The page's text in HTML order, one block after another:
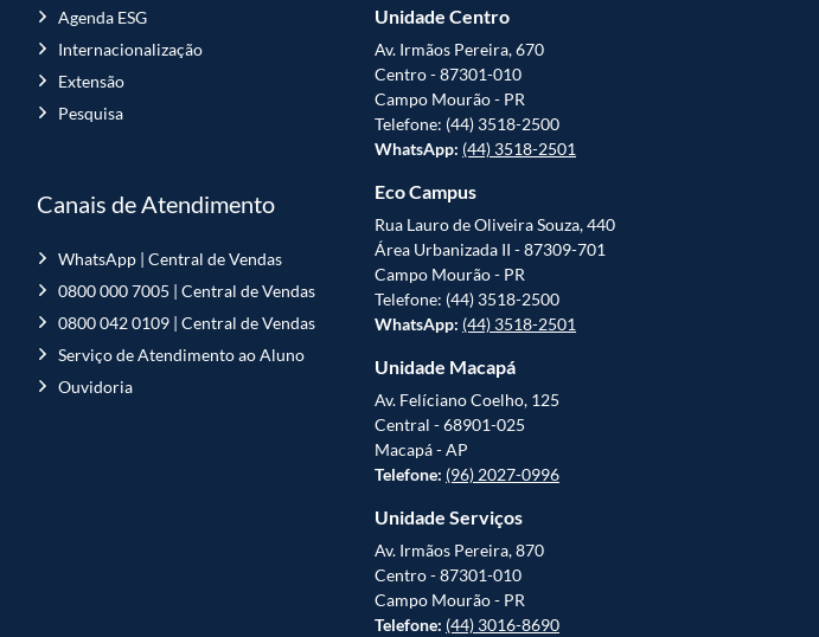
Agenda ESG
Internacionalização
Extensão
Pesquisa
Canais de Atendimento
WhatsApp | Central de Vendas
0800 000 7005 | Central de Vendas
0800 042 0109 | Central de Vendas
Serviço de Atendimento ao Aluno
Ouvidoria
Unidade Centro
Av. Irmãos Pereira, 670
Centro - 87301-010
Campo Mourão - PR
Telefone: (44) 3518-2500
WhatsApp: (44) 3518-2501
Eco Campus
Rua Lauro de Oliveira Souza, 440
Área Urbanizada II - 87309-701
Campo Mourão - PR
Telefone: (44) 3518-2500
WhatsApp: (44) 3518-2501
Unidade Macapá
Av. Felíciano Coelho, 125
Central - 68901-025
Macapá - AP
Telefone: (96) 2027-0996
Unidade Serviços
Av. Irmãos Pereira, 870
Centro - 87301-010
Campo Mourão - PR
Telefone: (44) 3016-8690